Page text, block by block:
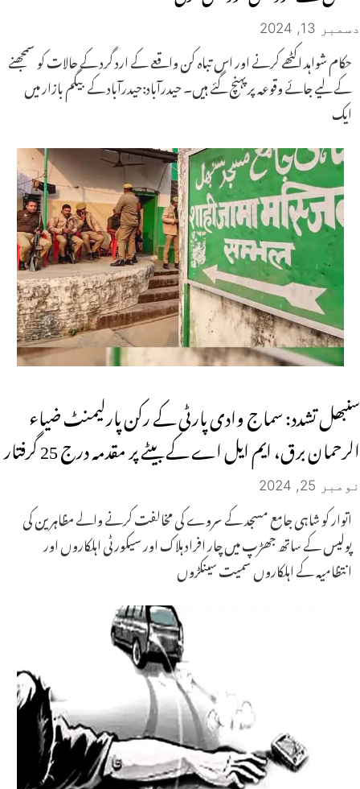
دسمبر 13, 2024
حکام شواہد اکٹھے کرنے اور اس تباہ کن واقعے کے ارد گرد کے حالات کو سمجھنے
کے لیے جائے وقوعہ پر پہنچ گئے ہیں۔ حیدرآباد:حیدرآباد کے بیگم بازار میں
ایک
سنبھل تشدد: سماج وادی پارٹی کے رکن پارلیمنٹ ضیاء
الرحمان برق، ایم ایل اے کے بیٹے پر مقدمہ درج 25 گرفتار
نومبر 25, 2024
اتوار کو شاہی جامع مسجد کے سروے کی مخالفت کرنے والے مظاہرین کی
پولیس کے ساتھ جھڑپ میں چار افراد ہلاک اور سیکورٹی اہلکاروں اور
انتظامیہ کے اہلکاروں سمیت سینکڑوں